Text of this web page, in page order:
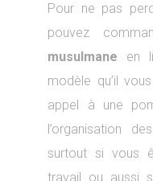
Pour ne pas
pouvez
musulmane en
modèle qu’il
appel à une
l’organisation
surtout si vous
travail ou aussi